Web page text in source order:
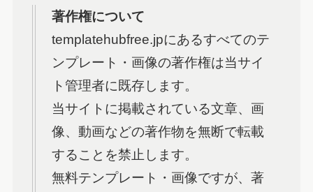
著作権について
templatehubfree.jpにあるすべてのテ
ンプレート・画像の著作権は当サイ
ト管理者に既存します。
当サイトに掲載されている文章、画
像、動画などの著作物を無断で転載
することを禁止します。
無料テンプレート・画像ですが、著